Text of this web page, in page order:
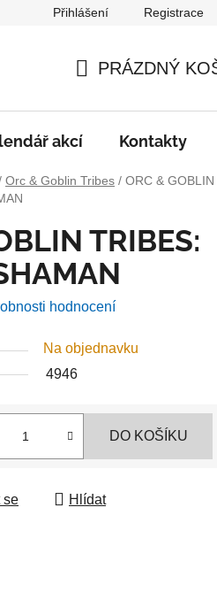
Přihlášení Registrace
KOŠÍK
PRÁZDNÝ
akcí Kontakty
Orc & Goblin Tribes / ORC & GOBLIN
TRIBES:
hodnocení
Na objednavku
4946
DO KOŠÍKU
se
Hlídat